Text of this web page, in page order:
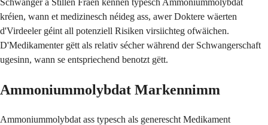
kréien, wann et medizinesch néideg ass, awer Doktere wäerten
d'Virdeeler géint all potenziell Risiken virsiichteg ofwäichen.
D'Medikamenter gëtt als relativ sécher während der Schwangerschaft
ugesinn, wann se entspriechend benotzt gëtt.
Ammoniummolybdat Markennimm
Ammoniummolybdat ass typesch als generescht Medikament